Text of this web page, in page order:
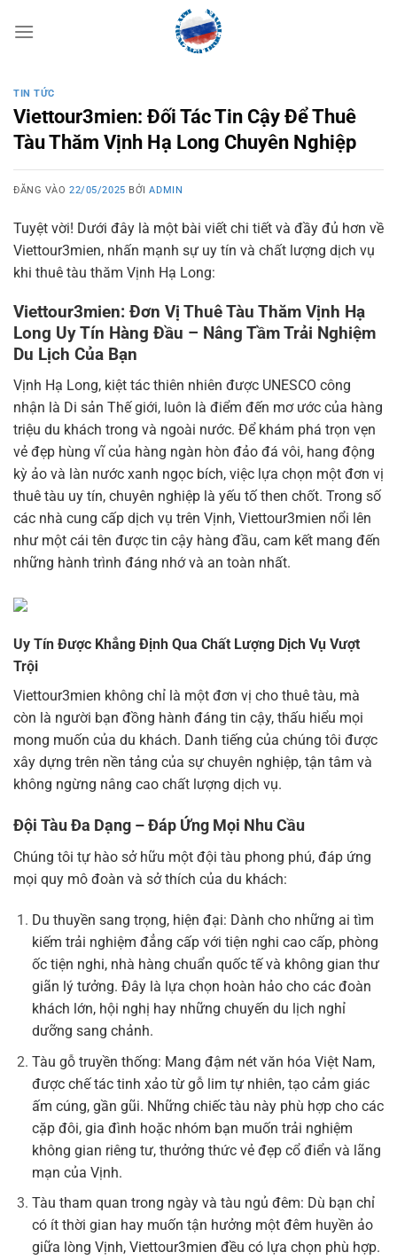
qua
TIN TỨC
Viettour3mien: Đối Tác Tin Cậy Để Thuê
Tàu Thăm Vịnh Hạ Long Chuyên Nghiệp
ĐĂNG VÀO22/05/2025 BỞIADMIN
Tuyệt vời! Dưới đây là một bài viết chi tiết và đầy đủ hơn về
Viettour3mien, nhấn mạnh sự uy tín và chất lượng dịch vụ
khi thuê tàu thăm Vịnh Hạ Long:
Viettour3mien: Đơn Vị Thuê Tàu Thăm Vịnh Hạ
Long Uy Tín Hàng Đầu – Nâng Tầm Trải Nghiệm
Du Lịch Của Bạn
Vịnh Hạ Long, kiệt tác thiên nhiên được UNESCO công
nhận là Di sản Thế giới, luôn là điểm đến mơ ước của hàng
triệu du khách trong và ngoài nước. Để khám phá trọn vẹn
vẻ đẹp hùng vĩ của hàng ngàn hòn đảo đá vôi, hang động
kỳ ảo và làn nước xanh ngọc bích, việc lựa chọn một đơn vị
thuê tàu uy tín, chuyên nghiệp là yếu tố then chốt. Trong số
các nhà cung cấp dịch vụ trên Vịnh, Viettour3mien nổi lên
như một cái tên được tin cậy hàng đầu, cam kết mang đến
những hành trình đáng nhớ và an toàn nhất.
Uy Tín Được Khẳng Định Qua Chất Lượng Dịch Vụ Vượt
Trội
Viettour3mien không chỉ là một đơn vị cho thuê tàu, mà
còn là người bạn đồng hành đáng tin cậy, thấu hiểu mọi
mong muốn của du khách. Danh tiếng của chúng tôi được
xây dựng trên nền tảng của sự chuyên nghiệp, tận tâm và
không ngừng nâng cao chất lượng dịch vụ.
Đội Tàu Đa Dạng – Đáp Ứng Mọi Nhu Cầu
Chúng tôi tự hào sở hữu một đội tàu phong phú, đáp ứng
mọi quy mô đoàn và sở thích của du khách:
Du thuyền sang trọng, hiện đại: Dành cho những ai tìm
kiếm trải nghiệm đẳng cấp với tiện nghi cao cấp, phòng
ốc tiện nghi, nhà hàng chuẩn quốc tế và không gian thư
giãn lý tưởng. Đây là lựa chọn hoàn hảo cho các đoàn
khách lớn, hội nghị hay những chuyến du lịch nghỉ
dưỡng sang chảnh.
Tàu gỗ truyền thống: Mang đậm nét văn hóa Việt Nam,
được chế tác tinh xảo từ gỗ lim tự nhiên, tạo cảm giác
ấm cúng, gần gũi. Những chiếc tàu này phù hợp cho các
cặp đôi, gia đình hoặc nhóm bạn muốn trải nghiệm
không gian riêng tư, thưởng thức vẻ đẹp cổ điển và lãng
mạn của Vịnh.
Tàu tham quan trong ngày và tàu ngủ đêm: Dù bạn chỉ
có ít thời gian hay muốn tận hưởng một đêm huyền ảo
giữa lòng Vịnh, Viettour3mien đều có lựa chọn phù hợp.